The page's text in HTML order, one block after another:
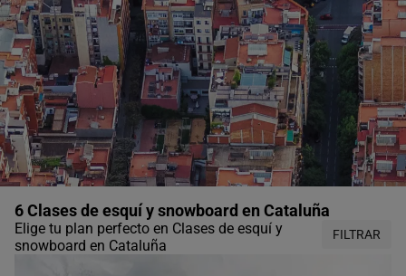
6 Clases de esquí y snowboard en Cataluña
Elige tu plan perfecto en Clases de esquí y
snowboard en Cataluña
FILTRAR